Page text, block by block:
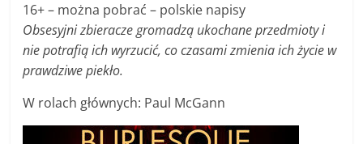
16+ – można pobrać – polskie napisy
Obsesyjni zbieracze gromadzą ukochane przedmioty i
nie potrafią ich wyrzucić, co czasami zmienia ich życie w
prawdziwe piekło.
W rolach głównych: Paul McGann